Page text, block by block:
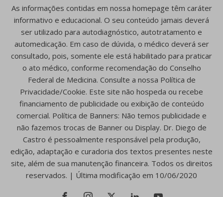
As informações contidas em nossa homepage têm caráter
informativo e educacional. O seu conteúdo jamais deverá
ser utilizado para autodiagnóstico, autotratamento e
automedicação. Em caso de dúvida, o médico deverá ser
consultado, pois, somente ele está habilitado para praticar
o ato médico, conforme recomendação do Conselho
Federal de Medicina. Consulte a nossa Política de
Privacidade/Cookie. Este site não hospeda ou recebe
financiamento de publicidade ou exibição de conteúdo
comercial. Política de Banners: Não temos publicidade e
não fazemos trocas de Banner ou Display. Dr. Diego de
Castro é pessoalmente responsável pela produção,
edição, adaptação e curadoria dos textos presentes neste
site, além de sua manutenção financeira. Todos os direitos
reservados. | Última modificação em 10/06/2020